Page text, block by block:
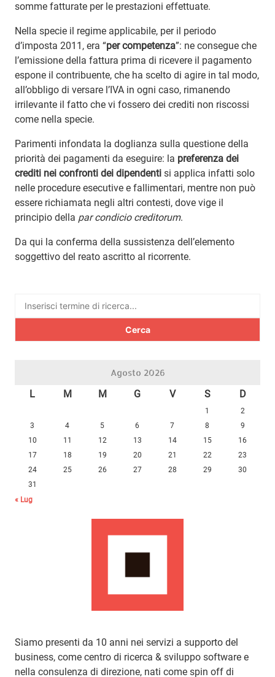
somme fatturate per le prestazioni effettuate.
Nella specie il regime applicabile, per il periodo
d’imposta 2011, era “per competenza”: ne consegue che
l’emissione della fattura prima di ricevere il pagamento
espone il contribuente, che ha scelto di agire in tal modo,
all’obbligo di versare l’IVA in ogni caso, rimanendo
irrilevante il fatto che vi fossero dei crediti non riscossi
come nella specie.
Parimenti infondata la doglianza sulla questione della
priorità dei pagamenti da eseguire: la preferenza dei
crediti nei confronti dei dipendenti si applica infatti solo
nelle procedure esecutive e fallimentari, mentre non può
essere richiamata negli altri contesti, dove vige il
principio della par condicio creditorum.
Da qui la conferma della sussistenza dell’elemento
soggettivo del reato ascritto al ricorrente.
Ricerca
Agosto 2026
L M M G V S D
1
2
3
4 5 6 7 8
9
10
11 12 13 14 15
16
17
18 19 20 21 22
23
24
25 26 27 28 29
30
31
« Lug
Siamo presenti da 10 anni nei servizi a supporto del
business, come centro di ricerca & sviluppo software e
nella consulenza di direzione, nati come spin off di